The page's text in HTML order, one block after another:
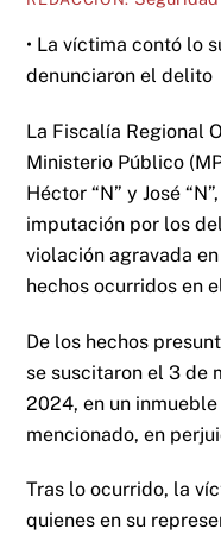
• La víctima contó lo
denunciaron el delito
La Fiscalía Regional
Ministerio Público
Héctor “N” y José
imputación por los
violación agravada
hechos ocurridos en
De los hechos
se suscitaron el 3 de
2024, en un
mencionado, en
Tras lo ocurrido, la
quienes en su